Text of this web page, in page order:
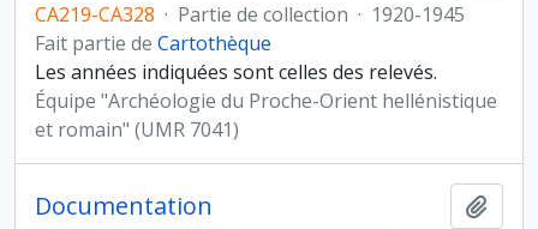
CA219-CA328 · Partie de collection · 1920-1945
Fait partie de Cartothèque
Les années indiquées sont celles des relevés.
Équipe "Archéologie du Proche-Orient hellénistique
et romain" (UMR 7041)
Documentation